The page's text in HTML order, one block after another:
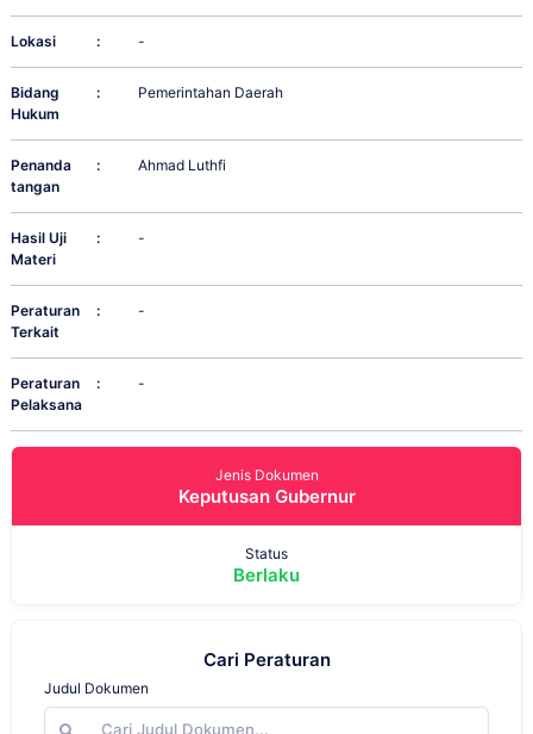
Lokasi : -
Bidang
Hukum
: Pemerintahan Daerah
Penanda
tangan
: Ahmad Luthfi
Hasil Uji
Materi
: -
Peraturan
Terkait
: -
Peraturan
Pelaksana
: -
Jenis Dokumen
Keputusan Gubernur
Status
Berlaku
Cari Peraturan
Judul Dokumen